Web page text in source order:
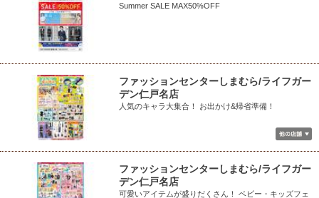
Summer SALE MAX50%OFF
ファッションセンターしまむら/ライフガー
デン仁戸名店
人気のキャラ大集合！ お出かけ&帰省準備！
ファッションセンターしまむら/ライフガー
デン仁戸名店
可愛いアイテムが盛りだくさん！ ベビー・キッズフェ